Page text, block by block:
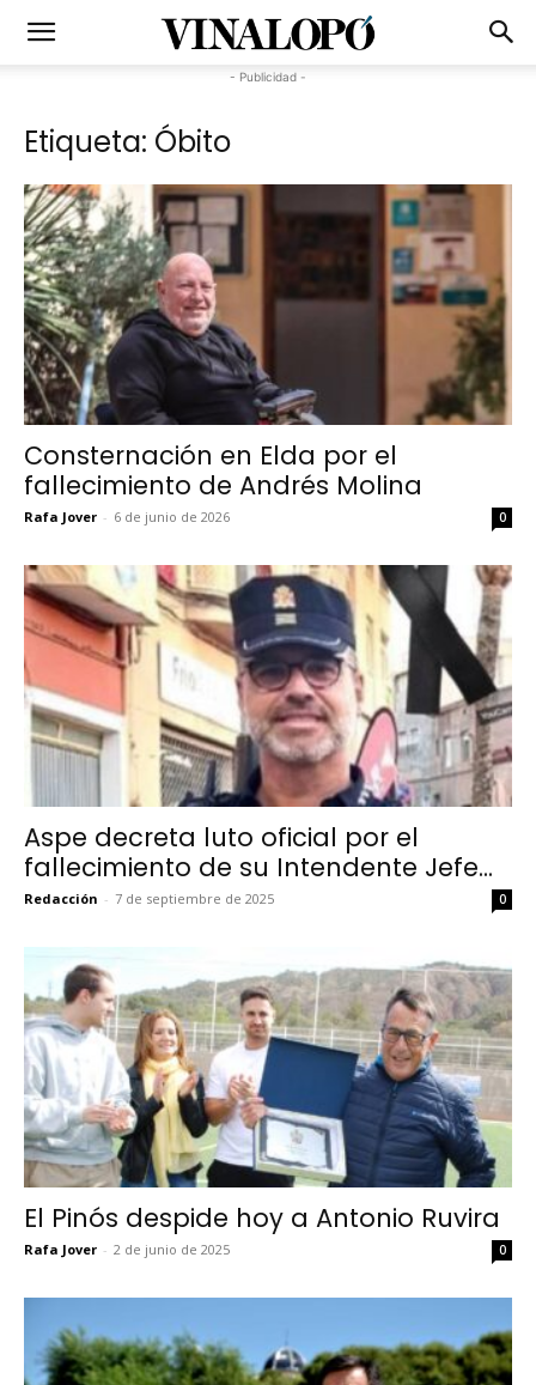
- Publicidad -
Etiqueta: Óbito
Consternación en Elda por el
fallecimiento de Andrés Molina
Rafa Jover - 6 de junio de 2026 0
Aspe decreta luto oficial por el
fallecimiento de su Intendente Jefe...
Redacción - 7 de septiembre de 2025 0
El Pinós despide hoy a Antonio Ruvira
Rafa Jover - 2 de junio de 2025 0